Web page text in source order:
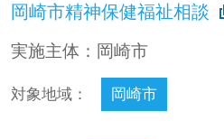
岡崎市精神保健福祉相談
実施主体：岡崎市
対象地域： 岡崎市